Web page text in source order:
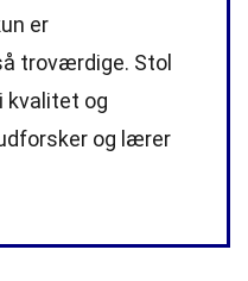
er
troværdige. Stol
kvalitet og
og lærer